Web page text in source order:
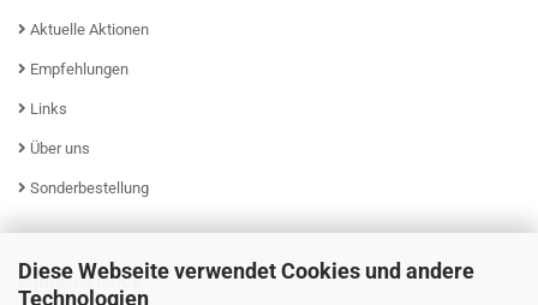
Diese Webseite verwendet Cookies und andere
Technologien
Aktuelle Aktionen
Empfehlungen
Links
Über uns
Sonderbestellung
KUNDENSERVICE